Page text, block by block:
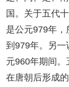
国。关于五代
是公元979年
到979年。另一
元960年期间
在唐朝后形成